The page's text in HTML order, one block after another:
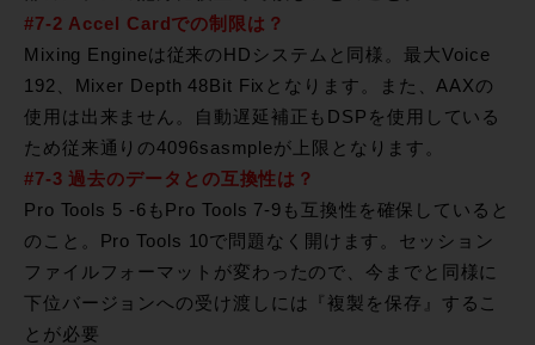
#7-2 Accel Cardでの制限は？
Mixing Engineは従来のHDシステムと同様。最大Voice
192、Mixer Depth 48Bit Fixとなります。また、AAXの
使用は出来ません。自動遅延補正もDSPを使用している
ため従来通りの4096sasmpleが上限となります。
#7-3 過去のデータとの互換性は？
Pro Tools 5 -6もPro Tools 7-9も互換性を確保していると
のこと。Pro Tools 10で問題なく開けます。セッション
ファイルフォーマットが変わったので、今までと同様に
下位バージョンへの受け渡しには『複製を保存』するこ
とが必要